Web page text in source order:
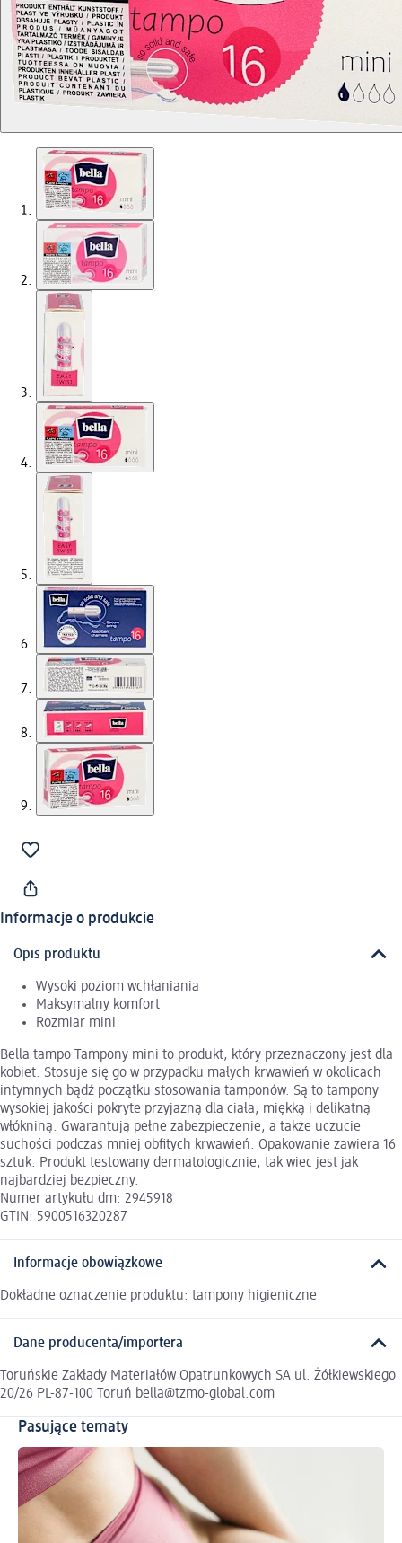
Informacje o produkcie
Opis produktu
Wysoki poziom wchłaniania
Maksymalny komfort
Rozmiar mini
Bella tampo Tampony mini to produkt, który przeznaczony jest dla
kobiet. Stosuje się go w przypadku małych krwawień w okolicach
intymnych bądź początku stosowania tamponów. Są to tampony
wysokiej jakości pokryte przyjazną dla ciała, miękką i delikatną
włókniną. Gwarantują pełne zabezpieczenie, a także uczucie
suchości podczas mniej obfitych krwawień. Opakowanie zawiera 16
sztuk. Produkt testowany dermatologicznie, tak wiec jest jak
najbardziej bezpieczny.
Numer artykułu dm: 2945918
GTIN: 5900516320287
Informacje obowiązkowe
Dokładne oznaczenie produktu: tampony higieniczne
Dane producenta/importera
Toruńskie Zakłady Materiałów Opatrunkowych SA ul. Żółkiewskiego
20/26 PL-87-100 Toruń bella@tzmo-global.com
Pasujące tematy